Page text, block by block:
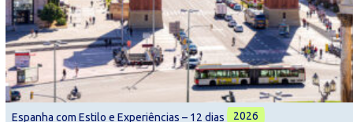
Espanha com Estilo e Experiências – 12 dias 2026